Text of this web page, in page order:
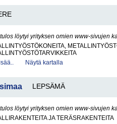
löytyi yrityksen omien www-sivujen
Näytä kartalla
LEPSÄMÄ
löytyi yrityksen omien www-sivujen
JA TERÄSRAKENTEITA